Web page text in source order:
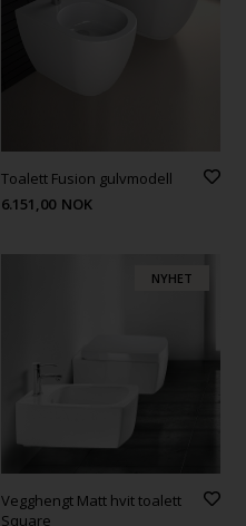
Toalett Fusion gulvmodell
6.151,00 NOK
NYHET
Vegghengt Matt hvit toalett
Square